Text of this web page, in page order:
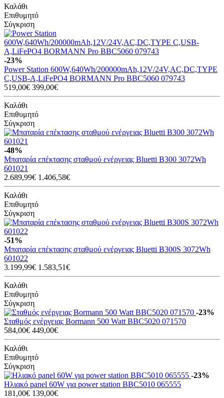
Καλάθι
Επιθυμητό
Σύγκριση
-23%
Power Station 600W,640Wh/200000mAh,12V/24V,AC,DC,TYPE
C,USB-A,LiFePO4 BORMANN Pro BBC5060 079743
519,00€ 399,00€
Καλάθι
Επιθυμητό
Σύγκριση
-48%
Μπαταρία επέκτασης σταθμού ενέργειας Bluetti B300 3072Wh
601021
2.689,99€ 1.406,58€
Καλάθι
Επιθυμητό
Σύγκριση
-51%
Μπαταρία επέκτασης σταθμού ενέργειας Bluetti B300S 3072Wh
601022
3.199,99€ 1.583,51€
Καλάθι
Επιθυμητό
Σύγκριση
-23%
Σταθμός ενέργειας Bormann 500 Watt BBC5020 071570
584,00€ 449,00€
Καλάθι
Επιθυμητό
Σύγκριση
-23%
Ηλιακό panel 60W για power station BBC5010 065555
181,00€ 139,00€